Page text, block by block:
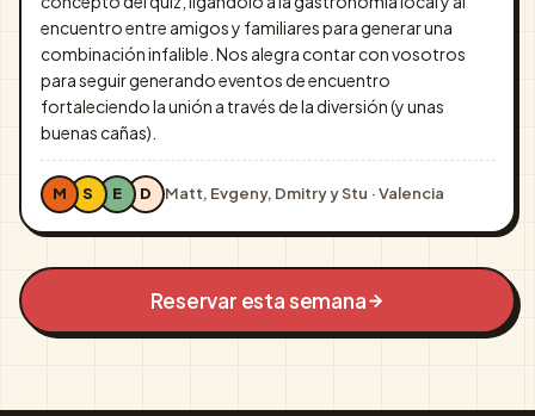
encuentro entre amigos y familiares para generar una
combinación infalible. Nos alegra contar con vosotros
para seguir generando eventos de encuentro
fortaleciendo la unión a través de la diversión (y unas
buenas cañas).
M S E D Matt, Evgeny, Dmitry y Stu · Valencia
Reservar esta semana